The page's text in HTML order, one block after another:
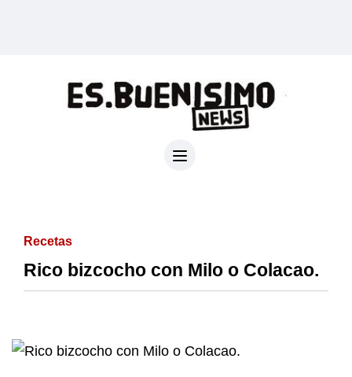
Recetas
Rico bizcocho con Milo o Colacao.